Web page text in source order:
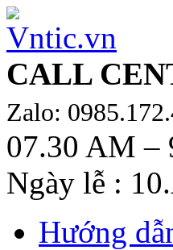
CALL
Zalo:
07.30 AM –
Ngày lễ :
Hướng